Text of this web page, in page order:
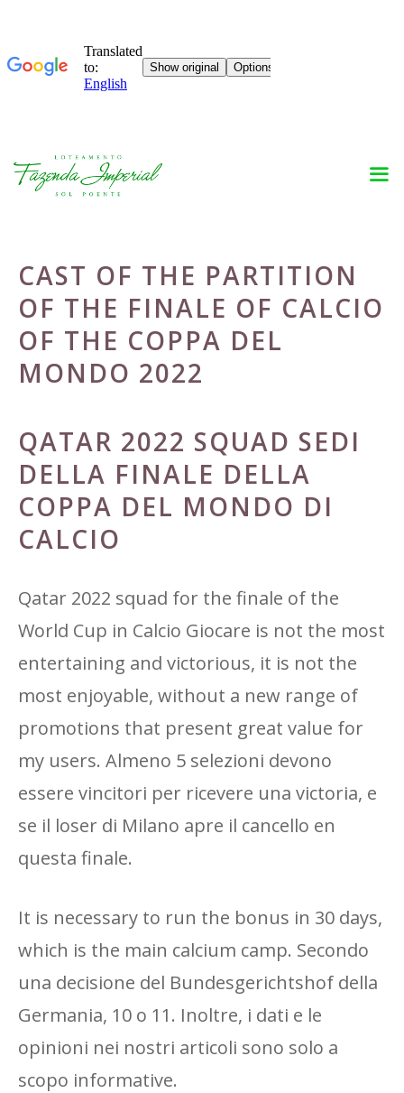
Skip
CAST OF THE PARTITION
OF THE FINALE OF CALCIO
OF THE COPPA DEL
MONDO 2022
QATAR 2022 SQUAD SEDI
DELLA FINALE DELLA
COPPA DEL MONDO DI
CALCIO
Qatar 2022 squad for the finale of the
World Cup in Calcio Giocare is not the most
entertaining and victorious, it is not the
most enjoyable, without a new range of
promotions that present great value for
my users. Almeno 5 selezioni devono
essere vincitori per ricevere una victoria, e
se il loser di Milano apre il cancello en
questa finale.
It is necessary to run the bonus in 30 days,
which is the main calcium camp. Secondo
una decisione del Bundesgerichtshof della
Germania, 10 o 11. Inoltre, i dati e le
opinioni nei nostri articoli sono solo a
scopo informative.